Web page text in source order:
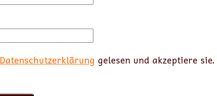
Datenschutzerklärung gelesen und akzeptiere sie.